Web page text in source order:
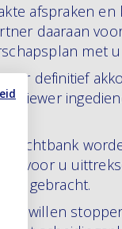
afspraken
daaraan
met
definitief
rechtbank
voor u
gebracht.
te willen